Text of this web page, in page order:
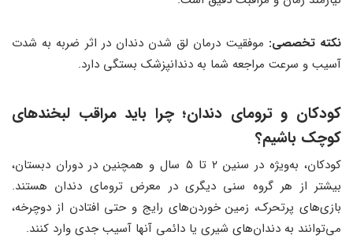
نکته تخصصی: موفقیت درمان لق شدن دندان در اثر ضربه به شدت
آسیب و سرعت مراجعه شما به دندانپزشک بستگی دارد.
کودکان و ترومای دندان؛ چرا باید مراقب لبخندهای
کوچک باشیم؟
کودکان، به‌ویژه در سنین ۲ تا ۵ سال و همچنین در دوران دبستان،
بیشتر از هر گروه سنی دیگری در معرض ترومای دندان هستند.
بازی‌های پرتحرک، زمین خوردن‌های رایج و حتی افتادن از دوچرخه،
می‌توانند به دندان‌های شیری یا دائمی آنها آسیب جدی وارد کنند.